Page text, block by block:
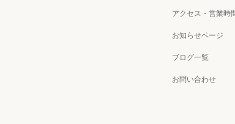
アクセス・営業時
お知らせページ
ブログ一覧
お問い合わせ